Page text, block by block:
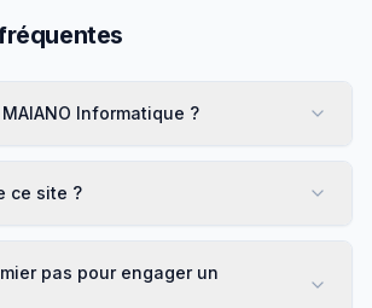
Informatique ?
ce site ?
pas pour engager un